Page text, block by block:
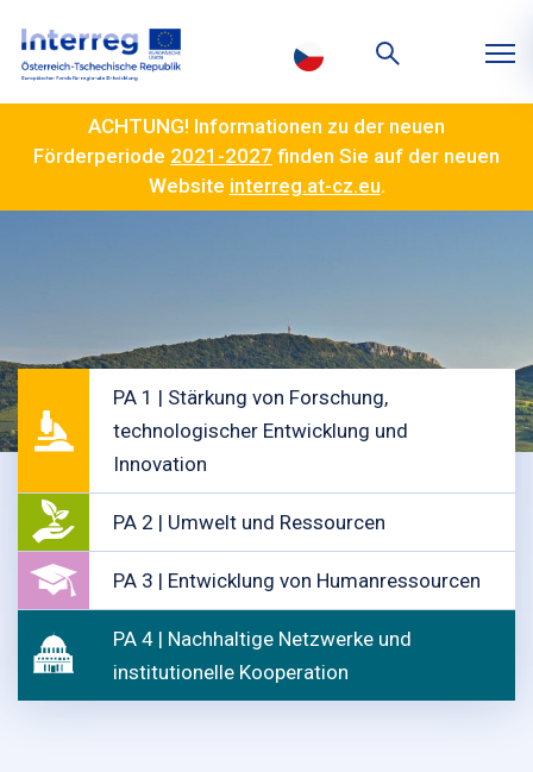
ACHTUNG! Informationen zu der neuen
Förderperiode 2021-2027 finden Sie auf der neuen
Website interreg.at-cz.eu.
PA 1 | Stärkung von Forschung,
technologischer Entwicklung und
Innovation
PA 2 | Umwelt und Ressourcen
PA 3 | Entwicklung von Humanressourcen
PA 4 | Nachhaltige Netzwerke und
institutionelle Kooperation